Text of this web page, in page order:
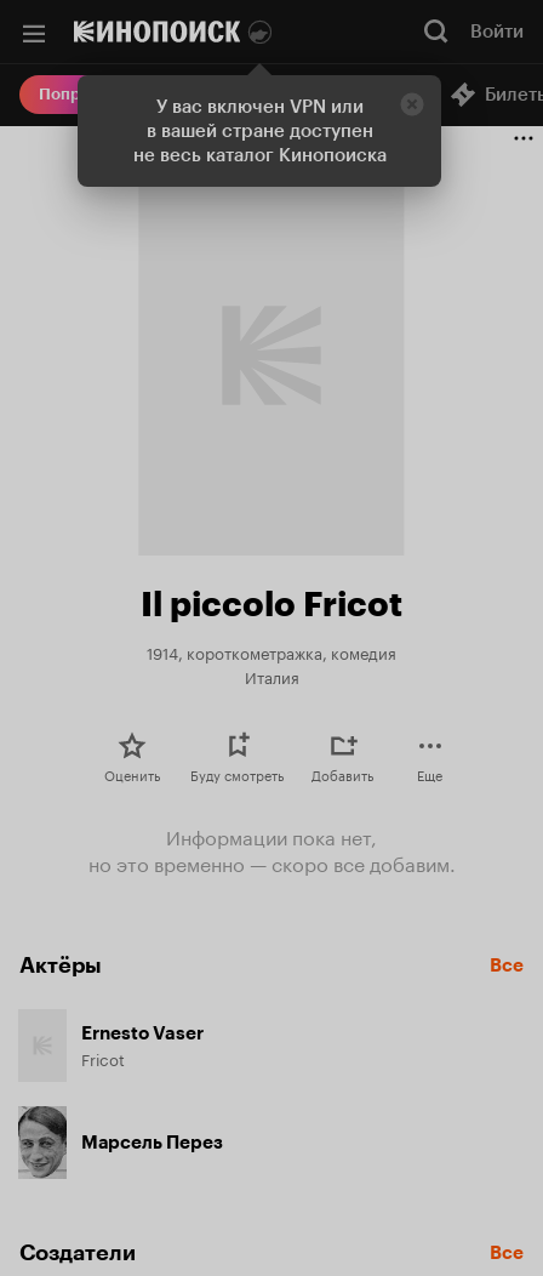
У вас включен VPN или
в вашей стране доступен
не весь каталог Кинопоиска
Войти
Попробовать Плюс Онлайн-кинотеатр
Il piccolo Fricot
1914, короткометражка, комедия
Италия
Оценить Буду смотреть Добавить Еще
Информации пока нет,
но это временно — скоро все добавим.
Актёры Все
Ernesto Vaser
Fricot
Марсель Перез
Создатели Все